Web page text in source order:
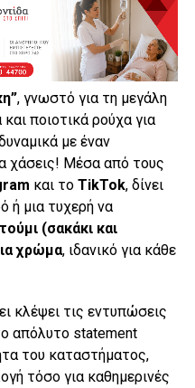
, γνωστό για τη μεγάλη
ποιοτικά ρούχα για
με έναν
χάσεις! Μέσα από τους
και το TikTok, δίνει
ή μια τυχερή να
(σακάκι και
χρώμα, ιδανικό για κάθε
κλέψει τις εντυπώσεις
απόλυτο statement
του καταστήματος,
τόσο για καθημερινές